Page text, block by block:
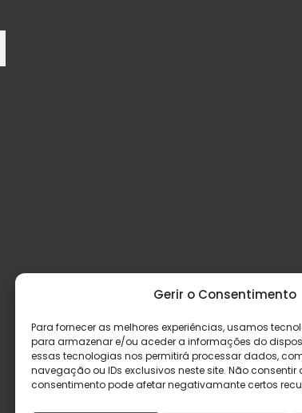
Gerir o Consentimento
Para fornecer as melhores experiências, usamos
para armazenar e/ou aceder a informações do
essas tecnologias nos permitirá processar dados,
navegação ou IDs exclusivos neste site. Não consentir
consentimento pode afetar negativamante certos